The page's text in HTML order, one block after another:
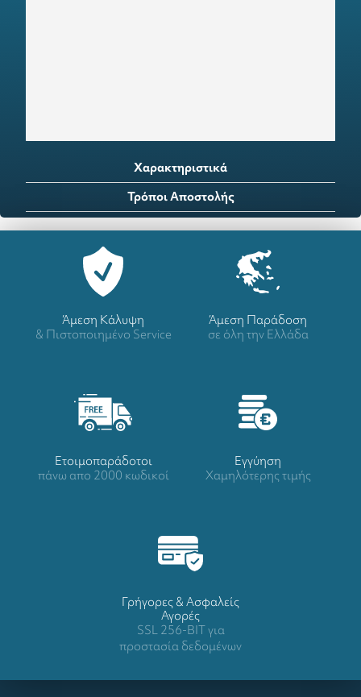
Χαρακτηριστικά
Τρόποι Αποστολής
Άμεση Κάλυψη
& Πιστοποιημένο Service
Άμεση Παράδοση
σε όλη την Ελλάδα
Ετοιμοπαράδοτοι
πάνω απο 2000 κωδικοί
Eγγύηση
Χαμηλότερης τιμής
Γρήγορες & Ασφαλείς
Αγορές
SSL 256-BIT για
προστασία δεδομένων